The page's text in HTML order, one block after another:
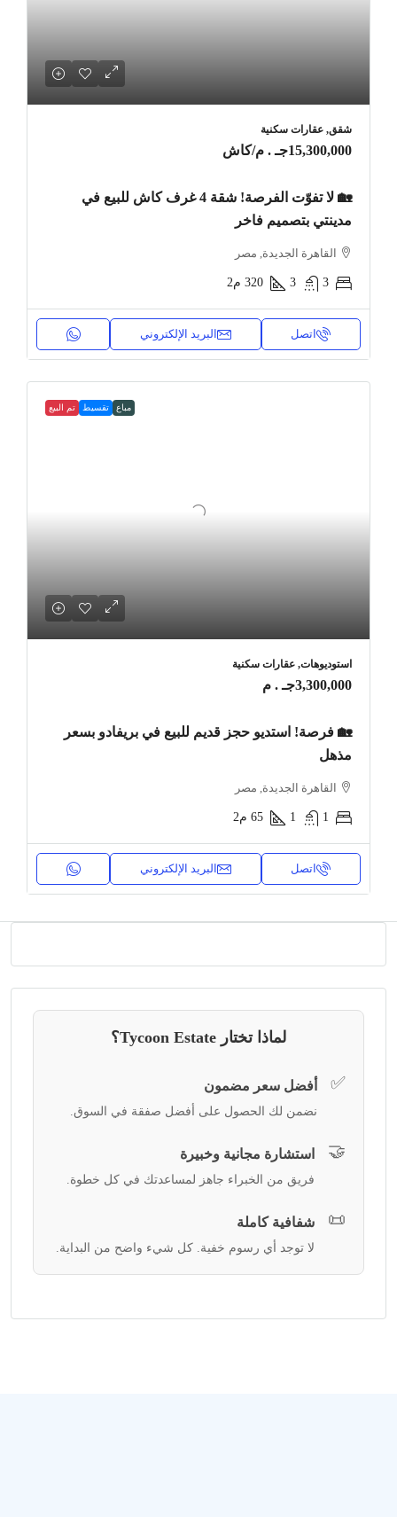
شقق, عقارات سكنية
15,300,000جـ . م /كاش
🏡 لا تفوّت الفرصة! شقة 4 غرف كاش للبيع في
مدينتي بتصميم فاخر
القاهرة الجديدة, مصر
3
3
320 م2
اتصل البريد الإلكتروني
مباع تقسيط تم البيع
استوديوهات, عقارات سكنية
3,300,000جـ . م
🏡 فرصة! استديو حجز قديم للبيع في بريفادو بسعر
مذهل
القاهرة الجديدة, مصر
1
1
65 م2
اتصل البريد الإلكتروني
لماذا تختار Tycoon Estate؟
✅ أفضل سعر مضمون
نضمن لك الحصول على أفضل صفقة في السوق.
🤝 استشارة مجانية وخبيرة
فريق من الخبراء جاهز لمساعدتك في كل خطوة.
📜 شفافية كاملة
لا توجد أي رسوم خفية. كل شيء واضح من البداية.